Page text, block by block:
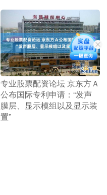
​专业股票配资论坛 京东方Ａ
公布国际专利申请：“发声
膜层、显示模组以及显示装
置”